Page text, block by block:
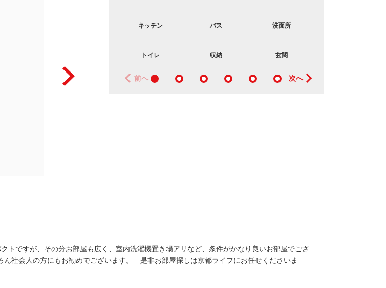
キッチン バス 洗面所
トイレ 収納 玄関
前へ 次へ
トですが、その分お部屋も広く、室内洗濯機置き場アリなど、条件がかなり良いお部屋でござ
社会人の方にもお勧めでございます。 是非お部屋探しは京都ライフにお任せくださいま